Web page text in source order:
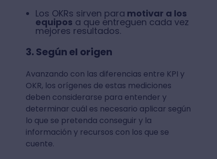
Los OKRs sirven para motivar a los
equipos a que entreguen cada vez
mejores resultados.
3. Según el origen
Avanzando con las diferencias entre KPI y
OKR, los orígenes de estas mediciones
deben considerarse para entender y
determinar cuál es necesario aplicar según
lo que se pretenda conseguir y la
información y recursos con los que se
cuente.